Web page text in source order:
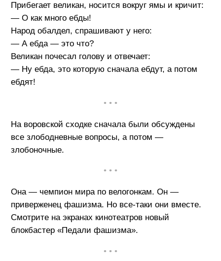
Прибегает великан, носится вокруг ямы и кричит:
— О как много ебды!
Народ обалдел, спрашивают у него:
— А ебда — это что?
Великан почесал голову и отвечает:
— Ну ебда, это которую сначала ебдут, а потом
ебдят!
• • •
На воровской сходке сначала были обсуждены
все злободневные вопросы, а потом —
злобоночные.
• • •
Она — чемпион мира по велогонкам. Он —
приверженец фашизма. Но все-таки они вместе.
Смотрите на экранах кинотеатров новый
блокбастер «Педали фашизма».
• • •